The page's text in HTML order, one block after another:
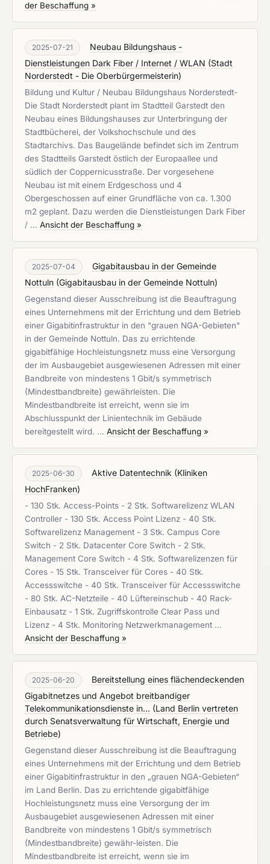
der Beschaffung »
2025-07-21
Neubau Bildungshaus -
Dienstleistungen Dark Fiber / Internet / WLAN (Stadt
Norderstedt - Die Oberbürgermeisterin)
Bildung und Kultur / Neubau Bildungshaus Norderstedt-
Die Stadt Norderstedt plant im Stadtteil Garstedt den
Neubau eines Bildungshauses zur Unterbringung der
Stadtbücherei, der Volkshochschule und des
Stadtarchivs. Das Baugelände befindet sich im Zentrum
des Stadtteils Garstedt östlich der Europaallee und
südlich der Coppernicusstraße. Der vorgesehene
Neubau ist mit einem Erdgeschoss und 4
Obergeschossen auf einer Grundfläche von ca. 1.300
m2 geplant. Dazu werden die Dienstleistungen Dark Fiber
/ … Ansicht der Beschaffung »
2025-07-04
Gigabitausbau in der Gemeinde
Nottuln (Gigabitausbau in der Gemeinde Nottuln)
Gegenstand dieser Ausschreibung ist die Beauftragung
eines Unternehmens mit der Errichtung und dem Betrieb
einer Gigabitinfrastruktur in den "grauen NGA-Gebieten"
in der Gemeinde Nottuln. Das zu errichtende
gigabitfähige Hochleistungsnetz muss eine Versorgung
der im Ausbaugebiet ausgewiesenen Adressen mit einer
Bandbreite von mindestens 1 Gbit/s symmetrisch
(Mindestbandbreite) gewährleisten. Die
Mindestbandbreite ist erreicht, wenn sie im
Abschlusspunkt der Linientechnik im Gebäude
bereitgestellt wird. … Ansicht der Beschaffung »
2025-06-30 Aktive Datentechnik (Kliniken
HochFranken)
- 130 Stk. Access-Points - 2 Stk. Softwarelizenz WLAN
Controller - 130 Stk. Access Point Lizenz - 40 Stk.
Softwarelizenz Management - 3 Stk. Campus Core
Switch - 2 Stk. Datacenter Core Switch - 2 Stk.
Management Core Switch - 4 Stk. Softwarelizenzen für
Cores - 15 Stk. Transceiver für Cores - 40 Stk.
Accessswitche - 40 Stk. Transceiver für Accessswitche
- 80 Stk. AC-Netzteile - 40 Lüftereinschub - 40 Rack-
Einbausatz - 1 Stk. Zugriffskontrolle Clear Pass und
Lizenz - 4 Stk. Monitoring Netzwerkmanagement …
Ansicht der Beschaffung »
2025-06-20
Bereitstellung eines flächendeckenden
Gigabitnetzes und Angebot breitbandiger
Telekommunikationsdienste in... (Land Berlin vertreten
durch Senatsverwaltung für Wirtschaft, Energie und
Betriebe)
Gegenstand dieser Ausschreibung ist die Beauftragung
eines Unternehmens mit der Errichtung und dem Betrieb
einer Gigabitinfrastruktur in den „grauen NGA-Gebieten“
im Land Berlin. Das zu errichtende gigabitfähige
Hochleistungsnetz muss eine Versorgung der im
Ausbaugebiet ausgewiesenen Adressen mit einer
Bandbreite von mindestens 1 Gbit/s symmetrisch
(Mindestbandbreite) gewähr-leisten. Die
Mindestbandbreite ist erreicht, wenn sie im